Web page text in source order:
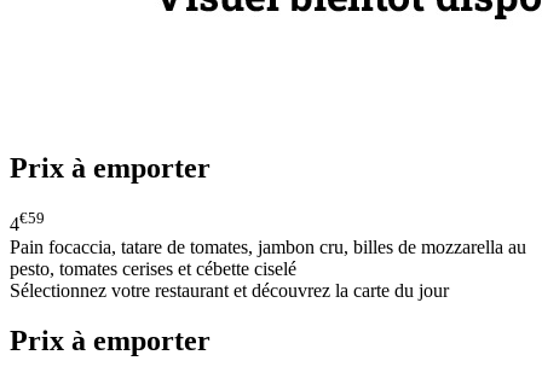
Prix à emporter
4€59
Pain focaccia, tatare de tomates, jambon cru, billes de mozzarella au
pesto, tomates cerises et cébette ciselé
Sélectionnez votre restaurant et découvrez la carte du jour
Prix à emporter